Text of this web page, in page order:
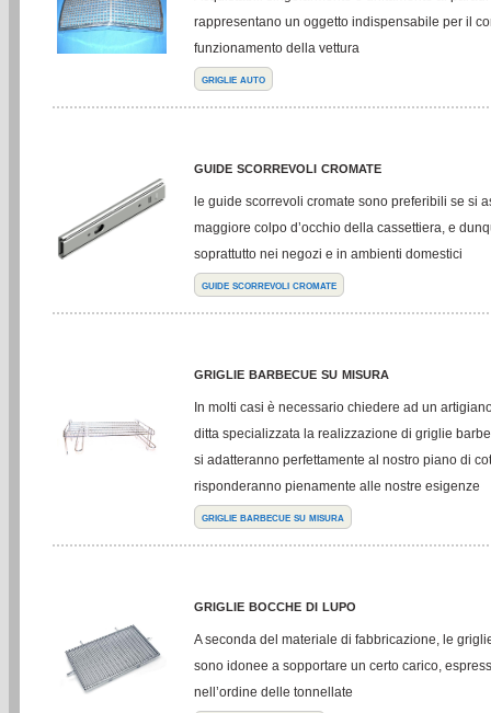
rappresentano un oggetto indispensabile per il
funzionamento della vettura
griglie auto
guide scorrevoli cromate
le guide scorrevoli cromate sono preferibili se si
maggiore colpo d’occhio della cassettiera, e
soprattutto nei negozi e in ambienti domestici
guide scorrevoli cromate
griglie barbecue su misura
In molti casi è necessario chiedere ad un
ditta specializzata la realizzazione di griglie
si adatteranno perfettamente al nostro piano di
risponderanno pienamente alle nostre esigenze
griglie barbecue su misura
griglie bocche di lupo
A seconda del materiale di fabbricazione, le
sono idonee a sopportare un certo carico,
nell’ordine delle tonnellate